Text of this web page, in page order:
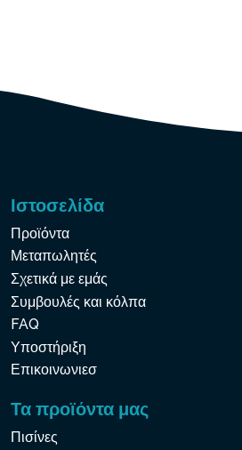
Ιστοσελίδα
Προϊόντα
Μεταπωλητές
Σχετικά με εμάς
Συμβουλές και κόλπα
FAQ
Υποστήριξη
Επικοινωνιεσ
Τα προϊόντα μας
Πισίνες